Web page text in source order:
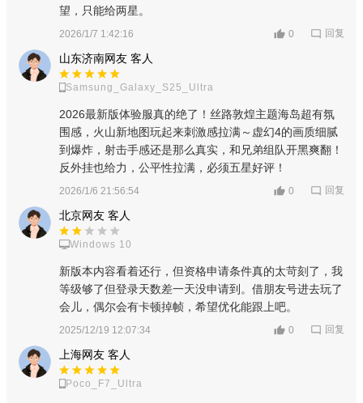
5、一键组队 好友开黑
随时随地，任性开黑！ 一键组队，邀请好友语音开黑，好友
共战。
微信/手Q好友体系、战队系统、聊天室社交，无处不在的游
戏内社交体验！上阵兄弟兵，战场见真情！
6、公平竞技 绿色环境
强大的反外挂功能，针对各种机型的适配及性能优化，让游
7、多种娱乐模式玩法
更短的游戏时长，带来畅爽快速的战斗体验！
8、全新团队竞技玩法
复杂多变的地形结构，近距离的正面战斗。全新规则，全新
地图，带来全新竞技体验！
望，只能给两星。
2026/1/7 1:42:16 0 回复
山东济南网友 客人
Samsung_Galaxy_S25_Ultra
2026最新版体验服真的绝了！丝路敦煌主题海岛超有氛
围感，火山新地图玩起来刺激感拉满～虚幻4的画质细腻
到爆炸，射击手感还是那么真实，和兄弟组队开黑爽翻！
反外挂也给力，公平性拉满，必须五星好评！
2026/1/6 21:56:54 0 回复
北京网友 客人
Windows 10
新版本内容看着还行，但资格申请条件真的太苛刻了，我
等级够了但登录天数差一天没申请到。借朋友号进去玩了
会儿，偶尔会有卡顿掉帧，希望优化能跟上吧。
2025/12/19 12:07:34 0 回复
上海网友 客人
Poco_F7_Ultra